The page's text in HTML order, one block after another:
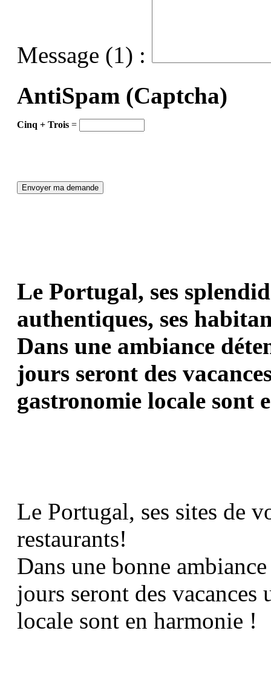
Message (1) :
AntiSpam (Captcha)
Cinq + Trois =
Le Portugal, ses
authentiques, ses
Dans une ambiance
jours seront des
gastronomie locale sont
Le Portugal, ses sites de
restaurants!
Dans une bonne
jours seront des
locale sont en harmonie !